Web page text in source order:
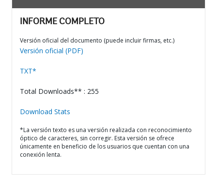
INFORME COMPLETO
Versión oficial del documento (puede incluir firmas, etc.)
Versión oficial (PDF)
TXT*
Total Downloads** : 255
Download Stats
*La versión texto es una versión realizada con reconocimiento
óptico de caracteres, sin corregir. Esta versión se ofrece
únicamente en beneficio de los usuarios que cuentan con una
conexión lenta.